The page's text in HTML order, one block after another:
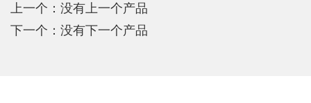
上一个：没有上一个产品
下一个：没有下一个产品